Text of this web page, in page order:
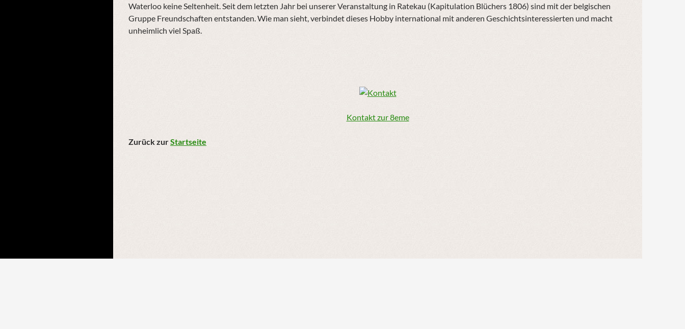
Waterloo keine Seltenheit. Seit dem letzten Jahr bei unserer Veranstaltung in Ratekau (Kapitulation Blüchers 1806) sind mit der belgischen
Gruppe Freundschaften entstanden. Wie man sieht, verbindet dieses Hobby international mit anderen Geschichtsinteressierten und macht
unheimlich viel Spaß.
Kontakt zur 8eme
Zurück zurStartseite